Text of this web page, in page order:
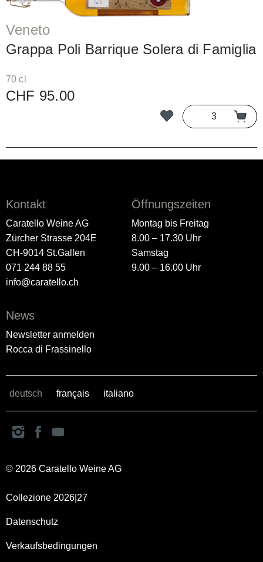
Veneto
Grappa Poli Barrique Solera di Famiglia
70 cl
CHF 95.00
Kontakt
Caratello Weine AG
Zürcher Strasse 204E
CH-9014 St.Gallen
071 244 88 55
info@caratello.ch
Öffnungszeiten
Montag bis Freitag
8.00 – 17.30 Uhr
Samstag
9.00 – 16.00 Uhr
News
Newsletter anmelden
Rocca di Frassinello
deutsch français italiano
© 2026 Caratello Weine AG
Collezione 2026|27
Datenschutz
Verkaufsbedingungen